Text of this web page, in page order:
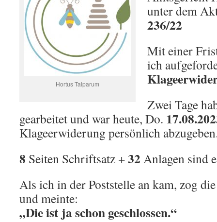
Hortus Talparum
unter dem
236/22
Mit einer
ich
Zwei Tage
gearbeitet und war heute, Do.
Klageerwiderung persönlich
8 Seiten Schriftsatz +32 Anlagen sind
Als ich in der Poststelle an kam, zog
und meinte:
„Die ist ja schon geschlossen.“